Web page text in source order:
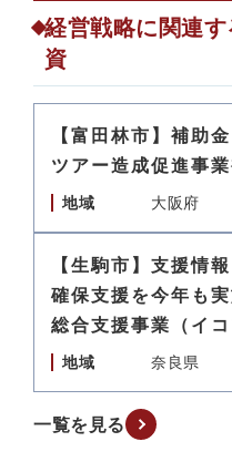
経営戦略に関連
資
【富田林市】補助
ツアー造成促進事
地域 大阪府
【生駒市】支援情
確保支援を今年も
総合支援事業（イコ
地域 奈良県
一覧を見る